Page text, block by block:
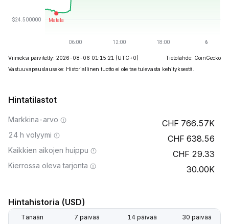
Viimeksi päivitetty: 2026-08-06 01:15:21 (UTC+0)
Tietolähde: CoinGecko
Vastuuvapauslauseke: Historiallinen tuotto ei ole tae tulevasta kehityksestä.
Hintatilastot
Markkina-arvo 766.57K
24 h volyymi 638.56
Kaikkien aikojen huippu 29.33
Kierrossa oleva tarjonta 30.00K
Hintahistoria (USD)
Tänään 7 päivää 14 päivää 30 päivää